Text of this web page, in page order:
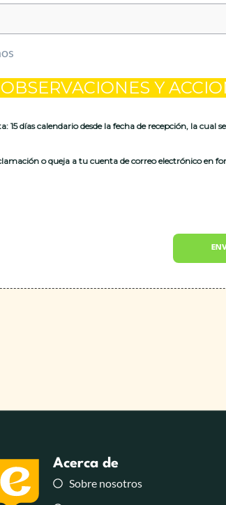
Y
15 días calendario desde la fecha de recepción, la
o queja a tu cuenta de correo electrónico en
Acerca de
Sobre nosotros